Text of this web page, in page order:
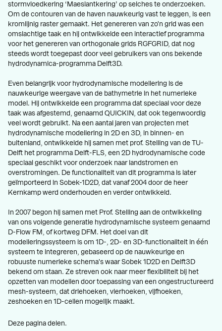
stormvloedkering ‘Maeslantkering’ op seiches te onderzoeken.
Om de contouren van de haven nauwkeurig vast te leggen, is een
kromlijnig raster gemaakt. Het genereren van zo'n grid was een
omslachtige taak en hij ontwikkelde een interactief programma
voor het genereren van orthogonale grids RGFGRID, dat nog
steeds wordt toegepast door veel gebruikers van ons bekende
hydrodynamica-programma Delft3D.
Even belangrijk voor hydrodynamische modellering is de
nauwkeurige weergave van de bathymetrie in het numerieke
model. Hij ontwikkelde een programma dat speciaal voor deze
taak was afgestemd, genaamd QUICKIN, dat ook tegenwoordig
veel wordt gebruikt. Na een aantal jaren van projecten met
hydrodynamische modellering in 2D en 3D, in binnen- en
buitenland, ontwikkelde hij samen met prof. Stelling van de TU-
Delft het programma Delft-FLS, een 2D hydrodynamische code
speciaal geschikt voor onderzoek naar landstromen en
overstromingen. De functionaliteit van dit programma is later
geïmporteerd in Sobek-1D2D, dat vanaf 2004 door de heer
Kernkamp werd onderhouden en verder ontwikkeld.
In 2007 begon hij samen met Prof. Stelling aan de ontwikkeling
van ons volgende generatie hydrodynamische systeem genaamd
D-Flow FM, of kortweg DFM. Het doel van dit
modelleringssysteem is om 1D-, 2D- en 3D-functionaliteit in één
systeem te integreren, gebaseerd op de nauwkeurige en
robuuste numerieke schema's waar Sobek 1D2D en Delft3D
bekend om staan. Ze streven ook naar meer flexibiliteit bij het
opzetten van modellen door toepassing van een ongestructureerd
mesh-systeem, dat driehoeken, vierhoeken, vijfhoeken,
zeshoeken en 1D-cellen mogelijk maakt.
Deze pagina delen.